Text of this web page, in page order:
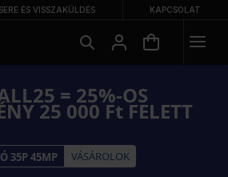
ÉS VISSZAKÜLDÉS KAPCSOLAT
= 25%-OS
25 000 Ft FELETT
Ó35P44MP VÁSÁROLOK